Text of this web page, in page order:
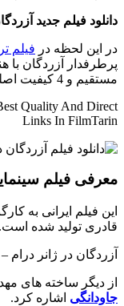
دانلود فیلم جدید
در این لحظه در فیلم
پرطرفدار آزردگان با
مستقیم و 4 کیفیت اصلی و عالی گردآوری شده است..
Quality And Direct
Links In FilmTarin
معرفی فیلم
این فیلم ایرانی به
قادری تولید شده است.
آزردگان در ژانر درام
از دیگر ساخته های
جاودانگی اشاره کرد.